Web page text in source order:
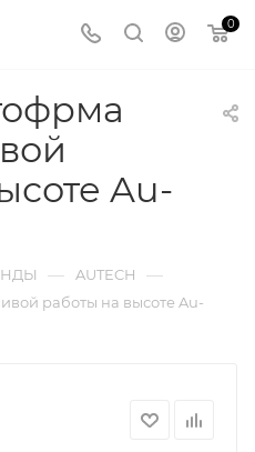
0
Au-
— AUTECH —
работы на высоте Au-